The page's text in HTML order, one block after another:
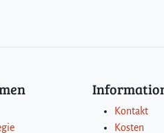
Kontakt
Kosten